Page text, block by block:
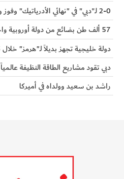
2-0 لـ"دبي" في "نهائي الأدرياتيك" وفوز واحد يفصلها عن اللقب
57 ألف طن بضائع من دولة أوروبية واحدة عبر "الإمارات"
دولة خليجية تجهز بديلاً لـ"هرمز" خلال 5 أشهر
دبي تقود مشاريع الطاقة النظيفة عالمياً
راشد بن سعيد وولداه في أميركا